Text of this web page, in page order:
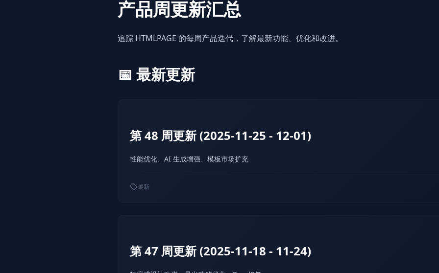
产品周更新汇总
追踪 HTMLPAGE 的每周产品迭代，了解最新功能、优化和改进。
📅 最新更新
第 48 周更新 (2025-11-25 - 12-01)
性能优化、AI 生成增强、模板市场扩充
最新
第 47 周更新 (2025-11-18 - 11-24)